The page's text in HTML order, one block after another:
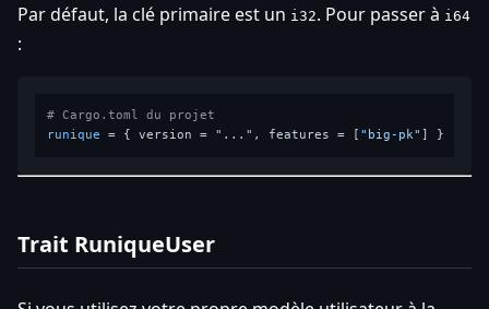
Par défaut, la clé primaire est un i32. Pour passer à i64
:
# Cargo.toml du projet
runique = { version = "..." , features = [ "big-pk"
Trait RuniqueUser